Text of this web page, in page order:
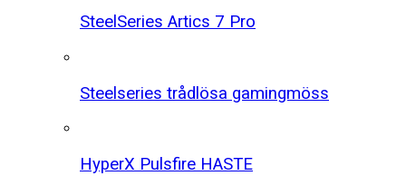
SteelSeries Artics 7 Pro
Steelseries trådlösa gamingmöss
HyperX Pulsfire HASTE